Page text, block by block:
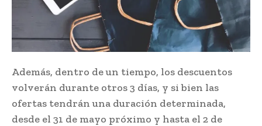
Además, dentro de un tiempo, los descuentos
volverán durante otros 3 días, y si bien las
ofertas tendrán una duración determinada,
desde el 31 de mayo próximo y hasta el 2 de